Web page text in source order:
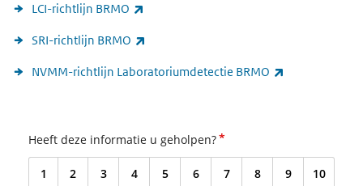
LCI-richtlijn BRMO
SRI-richtlijn BRMO
NVMM-richtlijn Laboratoriumdetectie BRMO
Heeft deze informatie u geholpen?*
1 2 3 4 5 6 7 8 9 10